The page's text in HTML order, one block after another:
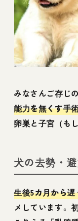
みなさんご存じ
能力を無くす手
卵巣と子宮（も
犬の去勢・
生後5カ月から
メしています。